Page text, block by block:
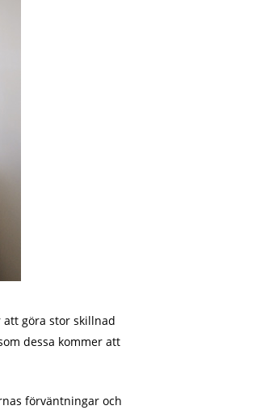
göra stor skillnad
dessa kommer att
förväntningar och